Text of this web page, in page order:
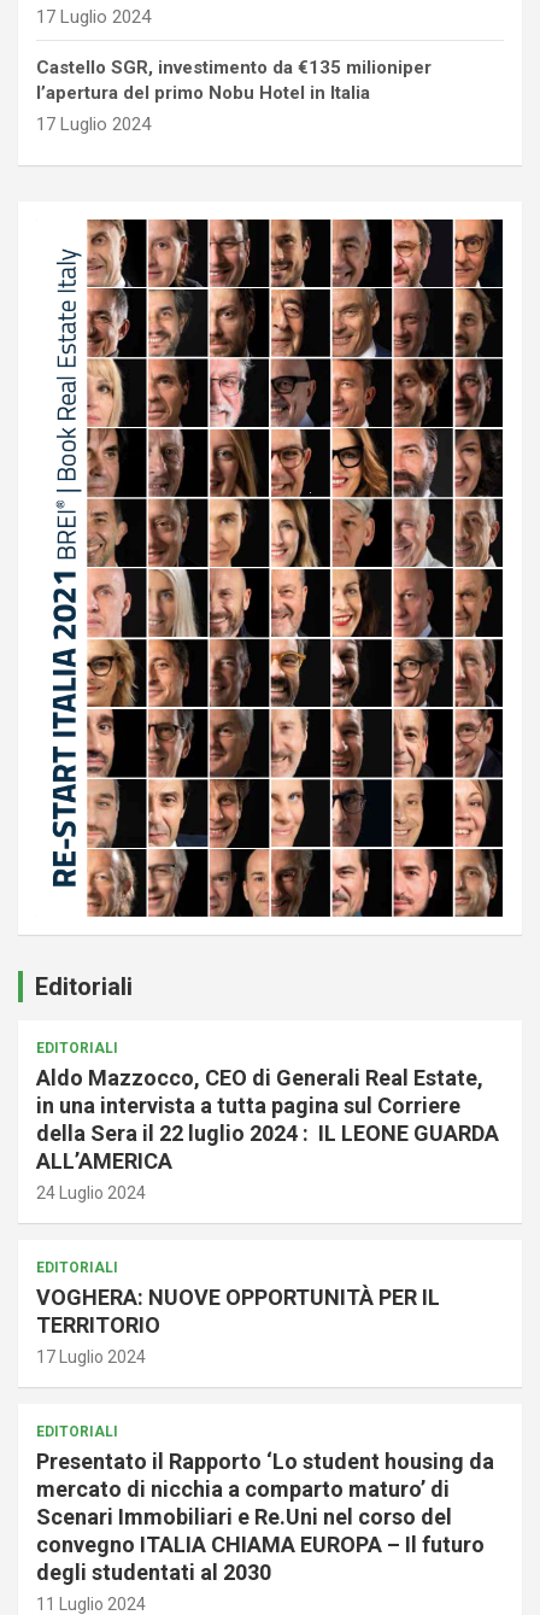
17 Luglio 2024
Castello SGR, investimento da €135 milioniper
l’apertura del primo Nobu Hotel in Italia
17 Luglio 2024
Editoriali
EDITORIALI
Aldo Mazzocco, CEO di Generali Real Estate,
in una intervista a tutta pagina sul Corriere
della Sera il 22 luglio 2024 : IL LEONE GUARDA
ALL’AMERICA
24 Luglio 2024
EDITORIALI
VOGHERA: NUOVE OPPORTUNITÀ PER IL
TERRITORIO
17 Luglio 2024
EDITORIALI
Presentato il Rapporto ‘Lo student housing da
mercato di nicchia a comparto maturo’ di
Scenari Immobiliari e Re.Uni nel corso del
convegno ITALIA CHIAMA EUROPA – Il futuro
degli studentati al 2030
11 Luglio 2024